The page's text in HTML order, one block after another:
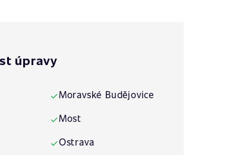
úpravy
✓Moravské Budějovice
✓Most
✓Ostrava